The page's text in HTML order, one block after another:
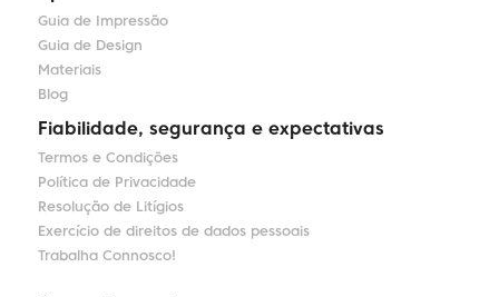
Guia de Impressão
Guia de Design
Materiais
Blog
Fiabilidade, segurança e expectativas
Termos e Condições
Política de Privacidade
Resolução de Litígios
Exercício de direitos de dados pessoais
Trabalha Connosco!